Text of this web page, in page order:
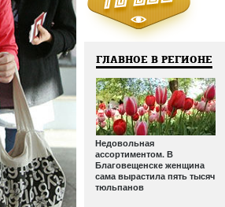
ГЛАВНОЕ В РЕГИОНЕ
Недовольная
ассортиментом. В
Благовещенске женщина
сама вырастила пять тысяч
тюльпанов